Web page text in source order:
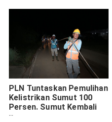
PLN Tuntaskan Pemulihan
Kelistrikan Sumut 100
Persen. Sumut Kembali
Menyala